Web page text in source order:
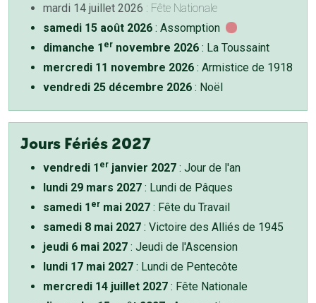
mardi 14 juillet 2026 : Fête Nationale
samedi 15 août 2026 : Assomption
dimanche 1 er novembre 2026 : La Toussaint
mercredi 11 novembre 2026 : Armistice de 1918
vendredi 25 décembre 2026 : Noël
Jours Fériés 2027
vendredi 1 er janvier 2027 : Jour de l'an
lundi 29 mars 2027 : Lundi de Pâques
samedi 1 er mai 2027 : Fête du Travail
samedi 8 mai 2027 : Victoire des Alliés de 1945
jeudi 6 mai 2027 : Jeudi de l'Ascension
lundi 17 mai 2027 : Lundi de Pentecôte
mercredi 14 juillet 2027 : Fête Nationale